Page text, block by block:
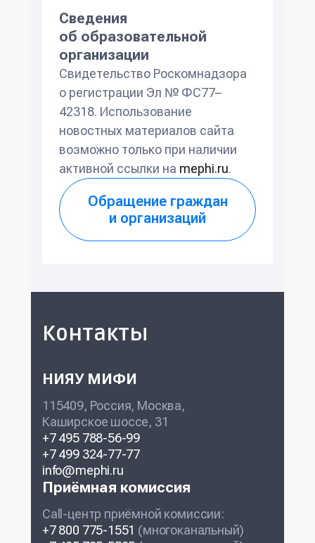
Сведения
об образовательной
организации
Свидетельство Роскомнадзора
о регистрации Эл № ФС77–
42318. Использование
новостных материалов сайта
возможно только при наличии
активной ссылки на mephi.ru.
Обращение граждан
и организаций
Контакты
НИЯУ МИФИ
115409, Россия, Москва,
Каширское шоссе, 31
+7 495 788-56-99
+7 499 324-77-77
info@mephi.ru
Приёмная комиссия
Call-центр приёмной комиссии:
+7 800 775-1551 (многоканальный)